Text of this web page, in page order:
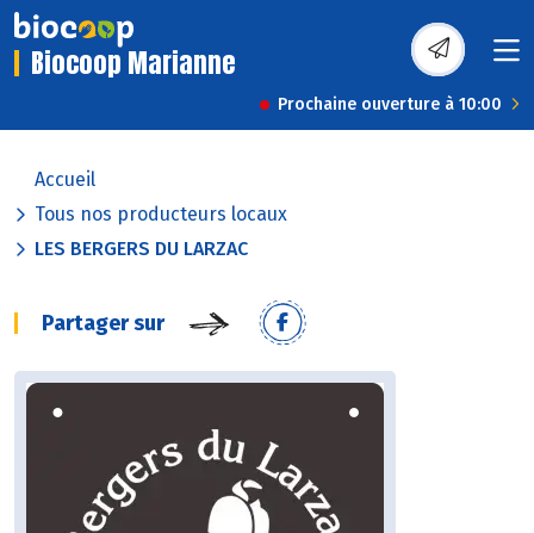
Biocoop Marianne
Prochaine ouverture à 10:00
Accueil
Tous nos producteurs locaux
LES BERGERS DU LARZAC
Partager sur